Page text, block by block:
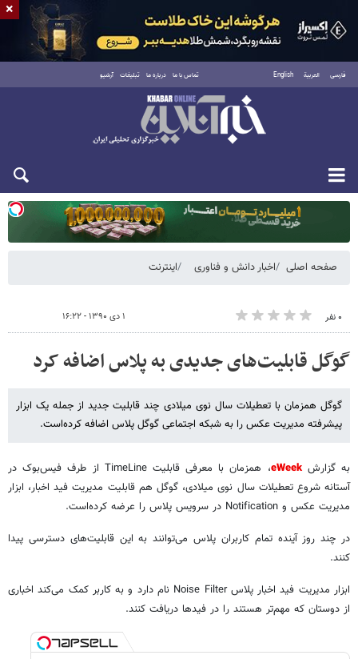
فارسی العربية English تماس با ما درباره ما تبلیغات آرشیو
یکشنبه ۱۸ مرداد ۱۴۰۵
صفحه اصلی اخبار دانش و فناوری اینترنت
۰ نفر ۱ دی ۱۳۹۰ - ۱۶:۲۲
گوگل قابلیت‌های جدیدی به پلاس اضافه کرد
گوگل همزمان با تعطیلات سال نوی میلادی چند قابلیت جدید از جمله یک ابزار
پیشرفته مدیریت عکس را به شبکه اجتماعی گوگل پلاس اضافه کرده‌است.
به گزارشeWeek
، همزمان با معرفی قابلیت TimeLine از طرف فیس‌بوک در
آستانه شروع تعطیلات سال نوی میلادی، گوگل هم قابلیت مدیریت فید اخبار، ابزار
مدیریت عکس و Notification‌ در سرویس پلاس را عرضه کرده‌است.
در چند روز آینده تمام کاربران پلاس می‌توانند به این قابلیت‌های دسترسی پیدا
کنند.
ابزار مدیریت فید اخبار پلاس Noise Filter‌ نام دارد و به کاربر کمک می‌کند اخباری
از دوستان که مهم‌تر هستند را در فید‌ها دریافت کنند.
×